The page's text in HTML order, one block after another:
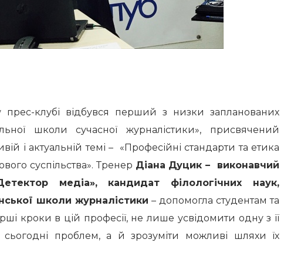
прес-клубі відбувся перший з низки запланованих
школи сучасної журналістики», присвячений
і актуальній темі – «Професійні стандарти та етика
суспільства». Тренер Діана Дуцик – виконавчий
медіа», кандидат філологічних наук,
школи журналістики – допомогла студентам та
кроки в цій професії, не лише усвідомити одну з її
проблем, а й зрозуміти можливі шляхи їх